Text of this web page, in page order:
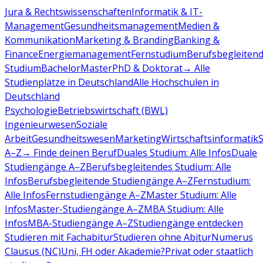
Jura & RechtswissenschaftenInformatik & IT-
ManagementGesundheitsmanagementMedien &
KommunikationMarketing & BrandingBanking &
FinanceEnergiemanagementFernstudiumBerufsbegleitend
StudiumBachelorMasterPhD & Doktorat→ Alle
Studienplätze in DeutschlandAlle Hochschulen in
Deutschland
PsychologieBetriebswirtschaft (BWL)
IngenieurwesenSoziale
ArbeitGesundheitswesenMarketingWirtschaftsinformatik
A–Z→ Finde deinen BerufDuales Studium: Alle InfosDuale
Studiengänge A–ZBerufsbegleitendes Studium: Alle
InfosBerufsbegleitende Studiengänge A–ZFernstudium:
Alle InfosFernstudiengänge A–ZMaster Studium: Alle
InfosMaster-Studiengänge A–ZMBA Studium: Alle
InfosMBA-Studiengänge A–ZStudiengänge entdecken
Studieren mit FachabiturStudieren ohne AbiturNumerus
Clausus (NC)Uni, FH oder Akademie?Privat oder staatlich